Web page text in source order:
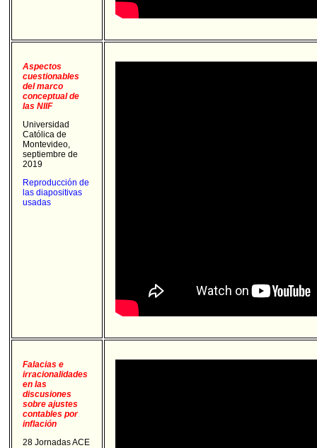
Aspectos
cuestionables
del marco
conceptual de
las NIIF
Universidad
Católica de
Montevideo,
septiembre de
2019
Reproducción de
las diapositivas
usadas
Falacias e
irracionalidades
en las
discusiones
sobre ajustes
contables por
inflación
28 Jornadas ACE